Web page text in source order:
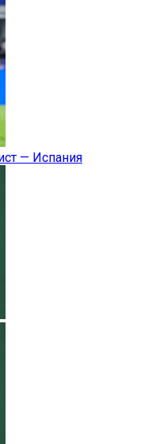
— Испания